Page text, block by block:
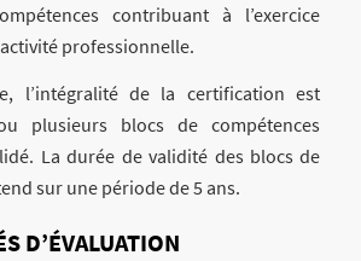
contribuant à l’exercice
professionnelle.
l’intégralité de la certification est
plusieurs blocs de compétences
La durée de validité des blocs de
sur une période de 5 ans.
D’ÉVALUATION